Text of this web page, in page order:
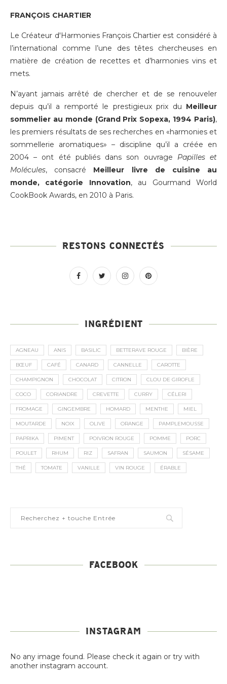
FRANÇOIS CHARTIER
Le Créateur d'Harmonies François Chartier est considéré à
l’international comme l’une des têtes chercheuses en
matière de création de recettes et d’harmonies vins et
mets.
N’ayant jamais arrêté de chercher et de se renouveler
depuis qu’il a remporté le prestigieux prix du Meilleur
sommelier au monde (Grand Prix Sopexa, 1994 Paris),
les premiers résultats de ses recherches en «harmonies et
sommellerie aromatiques» – discipline qu’il a créée en
2004 – ont été publiés dans son ouvrage Papilles et
Molécules, consacré Meilleur livre de cuisine au
monde, catégorie Innovation, au Gourmand World
CookBook Awards, en 2010 à Paris.
RESTONS CONNECTÉS
INGRÉDIENT
AGNEAU ANIS BASILIC BETTERAVE ROUGE BIÈRE
BŒUF CAFÉ CANARD CANNELLE CAROTTE
CHAMPIGNON CHOCOLAT CITRON CLOU DE GIROFLE
COCO CORIANDRE CREVETTE CURRY CÉLERI
FROMAGE GINGEMBRE HOMARD MENTHE MIEL
MOUTARDE NOIX OLIVE ORANGE PAMPLEMOUSSE
PAPRIKA PIMENT POIVRON ROUGE POMME PORC
POULET RHUM RIZ SAFRAN SAUMON SÉSAME
THÉ TOMATE VANILLE VIN ROUGE ÉRABLE
FACEBOOK
INSTAGRAM
No any image found. Please check it again or try with
another instagram account.